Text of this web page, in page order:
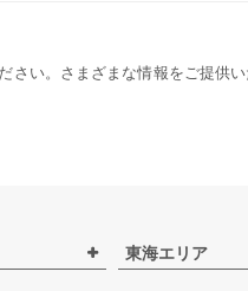
い。さまざまな情報をご提供
東海エリア